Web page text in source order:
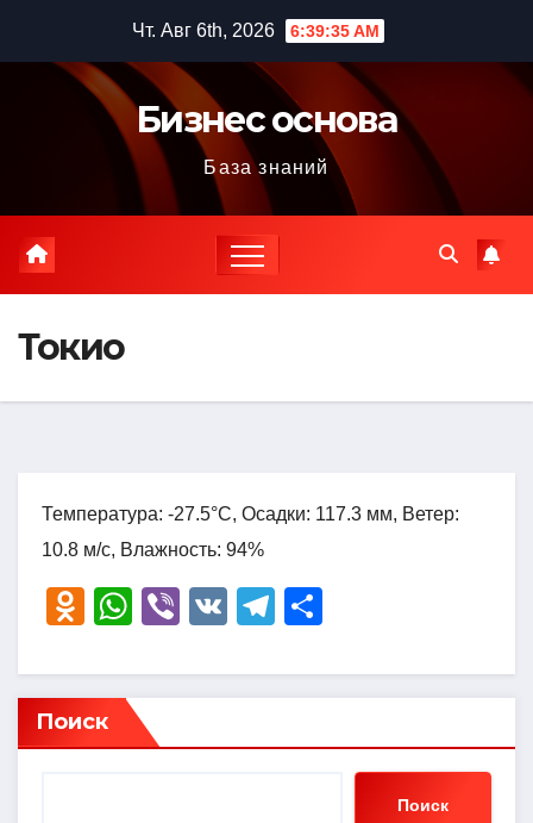
содержимому
Чт. Авг 6th, 2026 6:39:36 AM
Бизнес основа
База знаний
Токио
Температура: -27.5°C, Осадки: 117.3 мм, Ветер:
10.8 м/с, Влажность: 94%
O
n
o
kl
W
at
s
A
Vi
er
V
T
e
a
р
в
Поиск
Поиск